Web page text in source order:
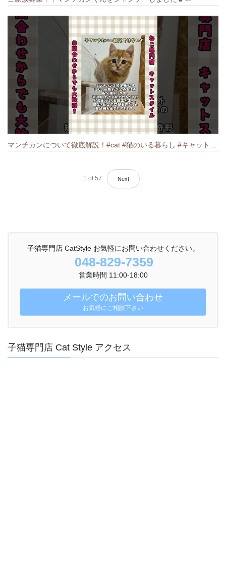
1 of 57 Next
子猫専門店 CatStyle お気軽にお問い合わせください。
048-829-7359
営業時間 11:00-18:00
メールでのお問い合わせ
お気軽にご相談下さい
子猫専門店 Cat Style アクセス